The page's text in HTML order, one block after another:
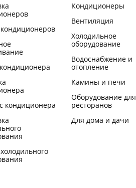
кондиционера
Кондиционеры
Вентиляция
Холодильное
оборудование
Водоснабжение и
отопление
Камины и печи
Оборудование для
ресторанов
Для дома и дачи